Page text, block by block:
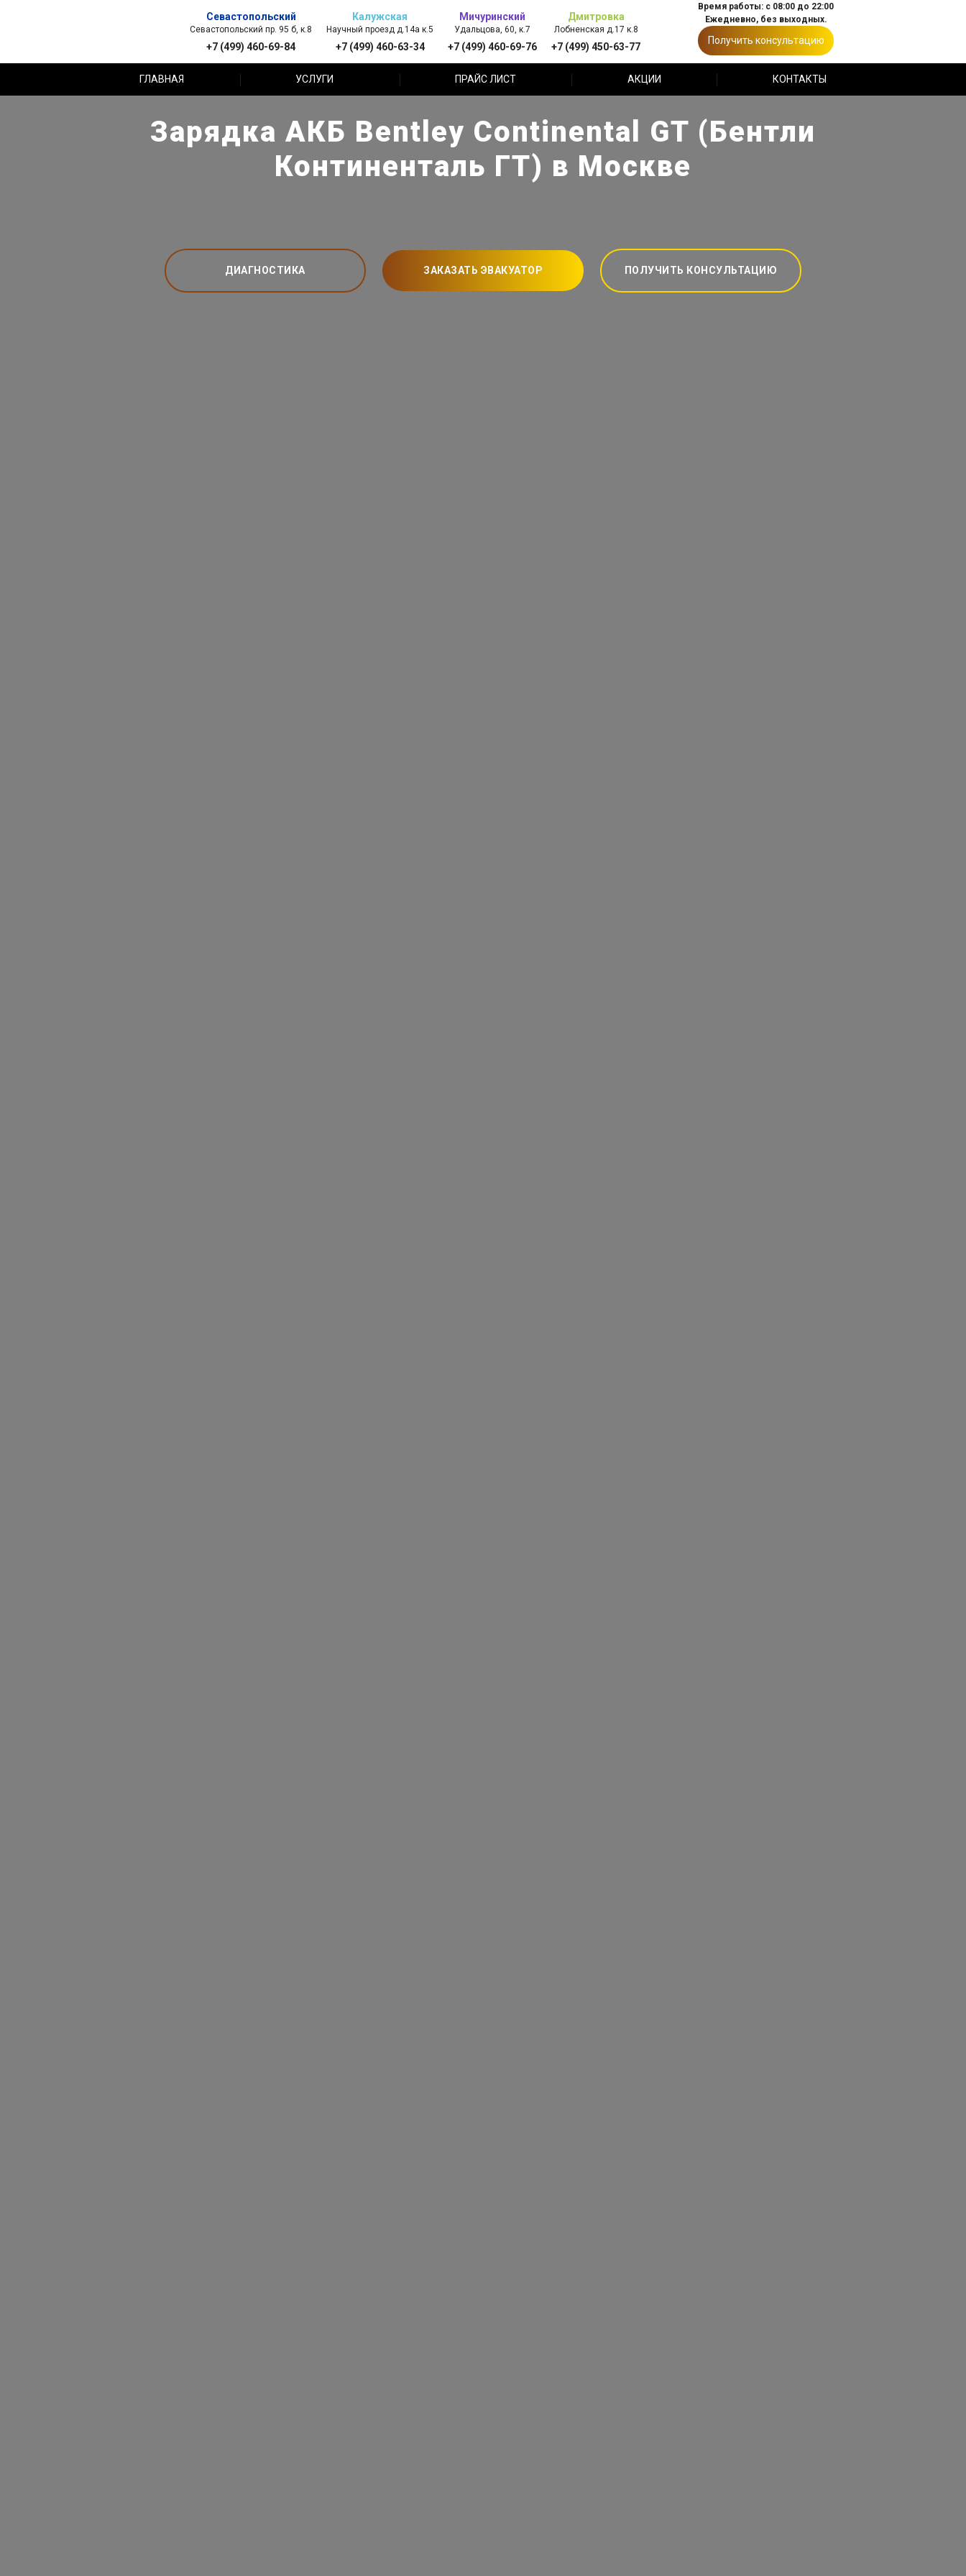
Севастопольский
Севастопольский пр. 95 б, к.8
+7 (499) 460-69-84
Калужская
Научный проезд д.14а к.5
+7 (499) 460-63-34
Мичуринский
Удальцова, 60, к.7
+7 (499) 460-69-76
Дмитровка
Лобненская д.17 к.8
+7 (499) 450-63-77
Время работы: с 08:00 до 22:00
Ежедневно, без выходных.
Получить консультацию
ГЛАВНАЯ УСЛУГИ ПРАЙС ЛИСТ АКЦИИ КОНТАКТЫ
Зарядка АКБ Bentley Continental GT (Бентли
Континенталь ГТ) в Москве
ДИАГНОСТИКА ЗАКАЗАТЬ ЭВАКУАТОР ПОЛУЧИТЬ КОНСУЛЬТАЦИЮ